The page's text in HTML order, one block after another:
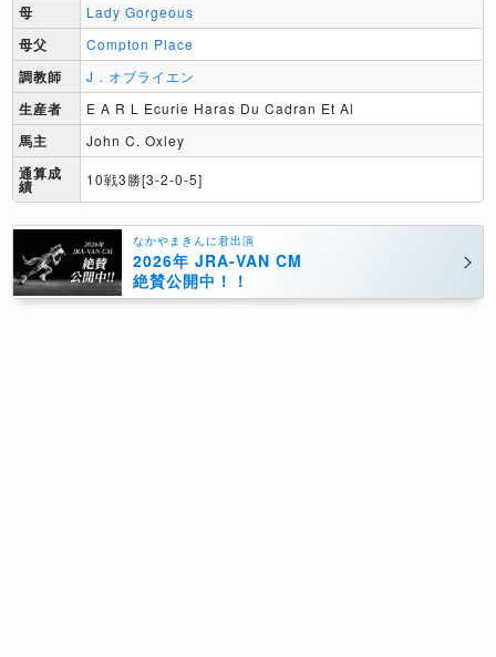
母 Lady Gorgeous
母父 Compton Place
調教師 J．オブライエン
生産者 E A R L Ecurie Haras Du Cadran Et Al
馬主 John C. Oxley
通算成
績 10戦3勝[3-2-0-5]
なかやまきんに君出演
2026年 JRA-VAN CM
絶賛公開中！！